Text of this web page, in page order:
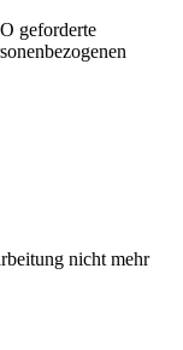
geforderte
nicht mehr